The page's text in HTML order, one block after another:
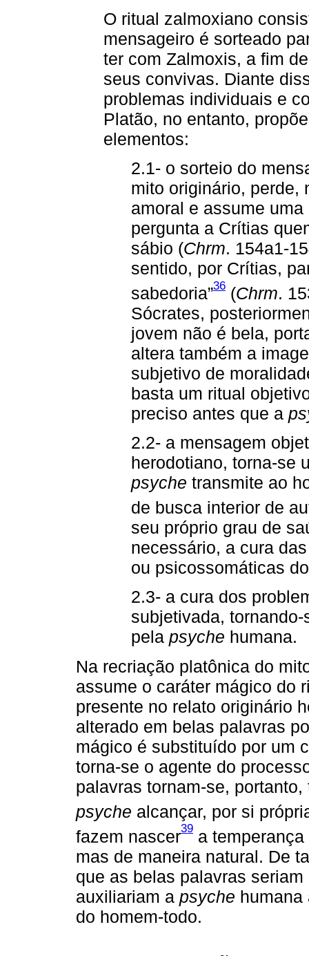
O ritual zalmoxiano
mensageiro é sorteado
ter com Zalmoxis, a fim
seus convivas. Diante
problemas individuais e
Platão, no entanto,
elementos:
2.1- o sorteio do
mito originário, perde,
amoral e assume
pergunta a Crítias
sábio (Chrm. 154a1-
sentido, por Crítias,
sabedoria”36 (Chrm.
Sócrates,
jovem não é bela,
altera também a
subjetivo de
basta um ritual
preciso antes que a
2.2- a mensagem
herodotiano, torna-se
psyche transmite ao
de busca interior de
seu próprio grau de
necessário, a cura
ou psicossomáticas
2.3- a cura dos
subjetivada,
pela psyche humana.
Na recriação platônica do
assume o caráter mágico do
presente no relato originário
alterado em belas palavras
mágico é substituído por um
torna-se o agente do
palavras tornam-se,
psyche alcançar, por si
fazem nascer39 a
mas de maneira natural. De
que as belas palavras
auxiliariam a psyche humana
do homem-todo.